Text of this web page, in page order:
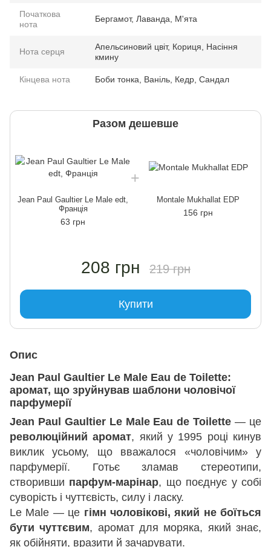
Початкова
нота
Бергамот, Лаванда, М'ята
Нота серця
Апельсиновий цвіт, Кориця, Насіння
кмину
Кінцева нота Боби тонка, Ваніль, Кедр, Сандал
Разом дешевше
Jean Paul Gaultier Le Male edt,
Франція
63 грн
Montale Mukhallat EDP
156 грн
208 грн 219 грн
Купити
Опис
Jean Paul Gaultier Le Male Eau de Toilette:
аромат, що зруйнував шаблони чоловічої
парфумерії
Jean Paul Gaultier Le Male Eau de Toilette — це
революційний аромат, який у 1995 році кинув
виклик усьому, що вважалося «чоловічим» у
парфумерії. Готьє зламав стереотипи,
створивши парфум-марінар, що поєднує у собі
суворість і чуттєвість, силу і ласку.
Le Male — це гімн чоловікові, який не боїться
бути чуттєвим, аромат для моряка, який знає,
як обійняти, вразити й зачарувати.